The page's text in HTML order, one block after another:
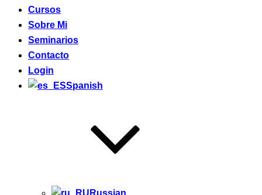
Cursos
Sobre Mi
Seminarios
Contacto
Login
Spanish
Russian